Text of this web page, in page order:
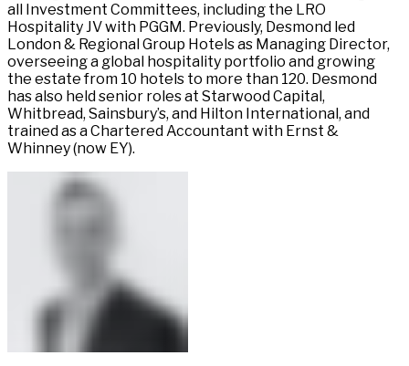
all Investment Committees, including the LRO
Hospitality JV with PGGM. Previously, Desmond led
London & Regional Group Hotels as Managing Director,
overseeing a global hospitality portfolio and growing
the estate from 10 hotels to more than 120. Desmond
has also held senior roles at Starwood Capital,
Whitbread, Sainsbury’s, and Hilton International, and
trained as a Chartered Accountant with Ernst &
Whinney (now EY). ​​​​‌ ‍ ​‍​‍‌‍ ‌ ​‍‌‍‍‌‌‍‌ ‌‍‍‌‌‍ ‍​‍​‍​ ‍‍​‍​‍‌ ​ ‌‍​‌‌‍ ‍‌‍‍‌‌ ‌​‌ ‍‌​‍ ‍‌‍‍‌‌‍ ​‍​‍​‍ ​​‍​‍‌‍‍​‌ ​‍‌‍‌‌‌‍‌‍​‍​‍​ ‍‍​‍​‍‌‍‍​‌ ‌​‌ ‌​‌ ​​‌ ​ ​ ‍‍​‍ ​‍ ‌‍ ​​‍ ‌‌‍​‌‌‍ ‍‌‍‌​​‍ ‌‌ ​‍​‍ ‌‌‍‍​‌‍ ‌ ‌​‌‍‌‌‌‍ ​‌ ​ ​‍ ‌‌ ​ ‌ ‌​‌ ‌‌‌‍‌​‌‍‍‌‌‍ ​‍ ‍‌ ‌‍‌‍‌‌‌ ​‍‌‍​ ‌‍‌‌‌‍ ​​‍ ‍‌‍​‌‌ ​​‌ ​​​‍ ‌‍‍‌‌‍ ‍‌ ‌​‌‍‌‌‌‍ ‍‌ ‌​​‍ ‌‍‌‌‌‍‌​‌‍‍‌‌ ‌​​‍ ‌‍ ‌‌‍ ‌‍‌​‌‍‌‌​ ‌‌ ​​‌ ​‍‌‍‌‌‌ ​ ‌‍‌‌‌‍ ‍‌ ‌​‌‍​‌‌ ‌​‌‍‍‌‌‍ ‌‍ ‍​ ‍ ‌‍‍‌‌‍‌​​ ‌​ ‌‌‌‍‌‍​ ‌​‌‍​‍​ ‌​‌‍​ ‌‍‌‍‌‍​‍​‍ ‌​ ‍‌​ ‍​‌‍​‍​ ‌​​‍ ‌​ ‌​​ ​ ​ ​‌‌‍​‌​‍ ‌‌‍​‌​ ‌​​ ‍​‌‍‌‌​‍ ‌​ ‍​‌‍‌‌‌‍​‍​ ​ ​ ​‌​ ‌‍‌‍‌​​ ‌​‌‍‌‌​ ‍​​ ‍‌​ ‌‍​ ‍ ‌ ‌​‌ ‍‌‌ ​​‌‍‌‌​ ‌‌‍​ ‌‍ ‌ ​‍‌ ​​‌‍ ‌ ​‍‌‍​‌‌ ‌​‌‍‌‌‌‌‌​‌‍‌‌‌‍​‌‌‍ ‌‌​ ‌‌‍‌‌‌‍ ‌‌‍​‍‌‍‌‌‌ ​‍​ ‍ ‌ ​​‌‍​‌‌ ‌​‌‍‍​​ ‌‌‍​‍‌‍‍‌‌‍ ​ ‌‍​‍‌‍​‌‌ ​ ‌‍‌‌‌‌‌‌‌ ​‍‌‍ ​​ ‌‌‍‍​‌ ‌​‌ ‌​‌ ​​‌ ​ ​‍‌‌​ ​ ‌​​‌​‍‌‌​ ​‍‌​‌‍​‍‌‌​ ​‍‌​‌‍‌‍ ​​‍ ‌‌‍​‌‌‍ ‍‌‍‌​​‍ ‌‌ ​‍​‍ ‌‌‍‍​‌‍ ‌ ‌​‌‍‌‌‌‍ ​‌ ​ ​‍ ‌‌ ​ ‌ ‌​‌ ‌‌‌‍‌​‌‍‍‌‌‍ ​‍ ‍‌ ‌‍‌‍‌‌‌ ​‍‌‍​ ‌‍‌‌‌‍ ​​‍ ‍‌‍​‌‌ ​​‌ ​​​‍‌‍‌‍‍‌‌‍‌​​ ‌​ ‌‌‌‍‌‍​ ‌​‌‍​‍​ ‌​‌‍​ ‌‍‌‍‌‍​‍​‍ ‌​ ‍‌​ ‍​‌‍​‍​ ‌​​‍ ‌​ ‌​​ ​ ​ ​‌‌‍​‌​‍ ‌‌‍​‌​ ‌​​ ‍​‌‍‌‌​‍ ‌​ ‍​‌‍‌‌‌‍​‍​ ​ ​ ​‌​ ‌‍‌‍‌​​ ‌​‌‍‌‌​ ‍​​ ‍‌​ ‌‍​‍‌‍‌ ‌​‌ ‍‌‌ ​​‌‍‌‌​ ‌‌‍​ ‌‍ ‌ ​‍‌ ​​‌‍ ‌ ​‍‌‍​‌‌ ‌​‌‍‌‌‌‌‌​‌‍‌‌‌‍​‌‌‍ ‌‌​ ‌‌‍‌‌‌‍ ‌‌‍​‍‌‍‌‌‌ ​‍​‍‌‍‌ ​​‌‍​‌‌ ‌​‌‍‍​​ ‌‌‍​‍‌‍‍‌‌‍ ​‍‌‍‌ ​​‌‍‌‌‌ ​‍‌ ​ ‌ ​​‌‍‌‌‌‍​ ‌ ‌​‌‍‍‌‌ ‌‍‌‍‌‌​ ‌‌ ​​‌ ‌‌‌‍​‍‌‍ ​‌‍‍‌‌ ​ ‌‍‍​‌‍‌‌‌‍‌​​‍​‍‌ ‌